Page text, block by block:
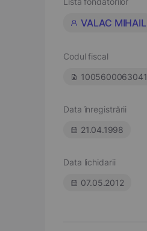
VALAC MIHAIL
Codul fiscal
1005600063041
Data înregistrării
21.04.1998
Data lichidarii
07.05.2012